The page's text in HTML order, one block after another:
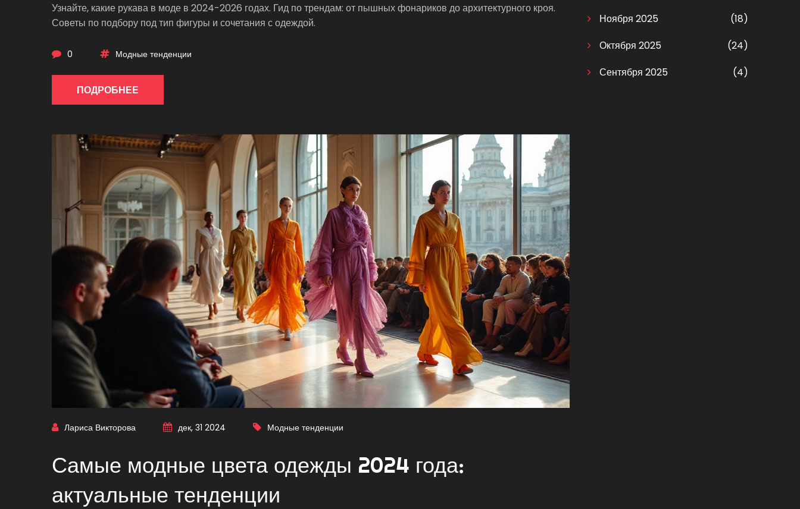
Узнайте, какие рукава в моде в 2024-2026 годах. Гид по трендам: от пышных фонариков до архитектурного кроя.
Советы по подбору под тип фигуры и сочетания с одеждой.
0 Модные тенденции
ПОДРОБНЕЕ
Лариса Викторова дек, 31 2024 Модные тенденции
Самые модные цвета одежды 2024 года:
актуальные тенденции
Ноября 2025
(18)
Октября 2025
(24)
Сентября 2025
(4)